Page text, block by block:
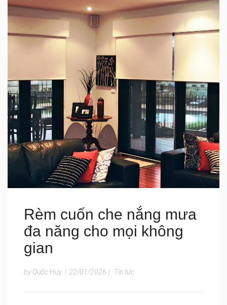
Rèm cuốn che nắng mưa
đa năng cho mọi không
gian
by Quốc Huy | 22/01/2026 | Tin tức